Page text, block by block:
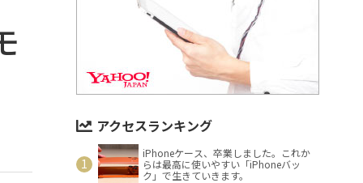
アクセスランキング
iPhoneケース、卒業しました。これか
らは最高に使いやすい「iPhoneバッ
ク」で生きていきます。